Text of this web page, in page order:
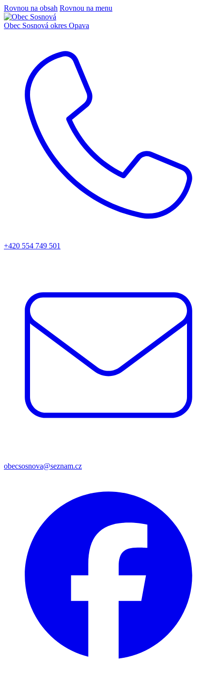
Rovnou na obsah Rovnou na menu
Obec Sosnová okres Opava
+420 554 749 501
obecsosnova@seznam.cz